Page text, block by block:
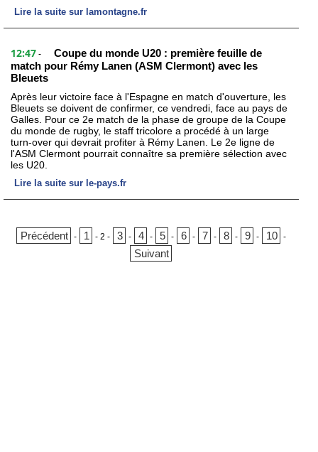
Lire la suite sur lamontagne.fr
12:47 -
Coupe du monde U20 : première feuille de
match pour Rémy Lanen (ASM Clermont) avec les
Bleuets
Après leur victoire face à l'Espagne en match d'ouverture, les
Bleuets se doivent de confirmer, ce vendredi, face au pays de
Galles. Pour ce 2e match de la phase de groupe de la Coupe
du monde de rugby, le staff tricolore a procédé à un large
turn-over qui devrait profiter à Rémy Lanen. Le 2e ligne de
l'ASM Clermont pourrait connaître sa première sélection avec
les U20.
Lire la suite sur le-pays.fr
Précédent - 1 -2 - 3 - 4 - 5 - 6 - 7 - 8 - 9 - 10 -
Suivant